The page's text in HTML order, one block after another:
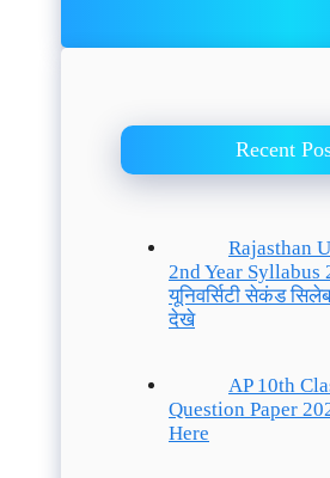
Recent
Rajasthan
2nd Year Syllabus
यूनिवर्सिटी सेकंड
देखे
AP 10th
Question Paper
Here